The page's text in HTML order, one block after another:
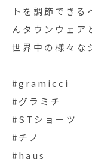
トを調節でき
んタウンウェア
世界中の様々な
#gramicci
#グラミチ
#STショーツ
#チノ
#haus